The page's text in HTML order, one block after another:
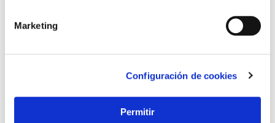
Marketing
Configuración de cookies
Permitir
Pintura spray next satinado 400 ml beige paris motip